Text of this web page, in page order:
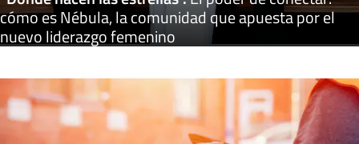
cómo es Nébula, la comunidad que apuesta por el
nuevo liderazgo femenino